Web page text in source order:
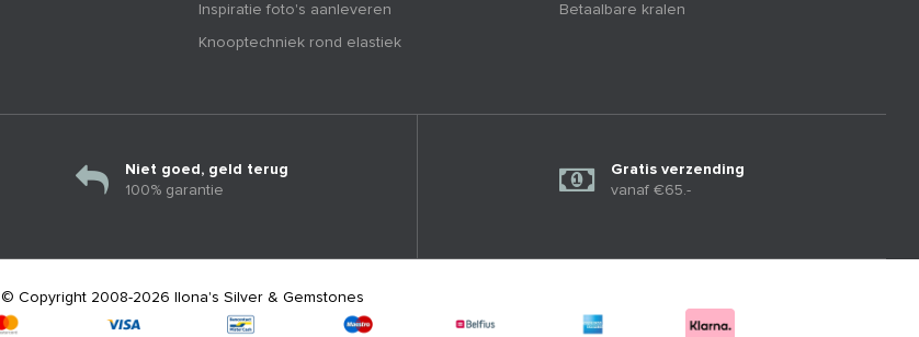
Inspiratie foto's aanleveren
Knooptechniek rond elastiek
Betaalbare kralen
Niet goed, geld terug
100% garantie
Gratis verzending
vanaf €65.-
© Copyright 2008-2026 Ilona's Silver & Gemstones